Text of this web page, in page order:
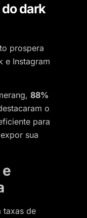
dark
prospera
e Instagram
88%
o
para
sua
taxas de